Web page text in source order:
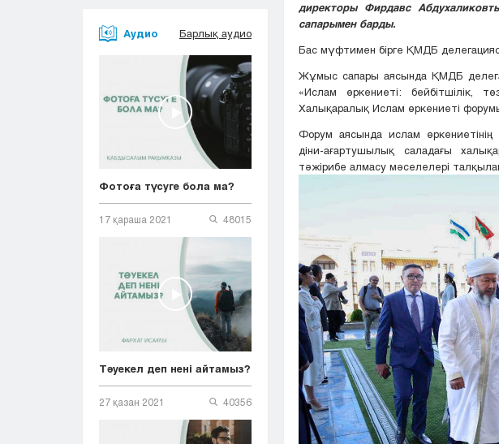
Аудио Барлық аудио
Фотоға түсуге бола ма?
17 қараша 2021 48015
Тәуекел деп нені айтамыз?
27 қазан 2021 40356
директоры Фирдавс
сапарымен барды.
Бас мүфтимен бірге ҚМДБ
Жұмыс сапары аясында ҚМДБ
«Ислам өркениеті: бейбітшілік,
Халықаралық Ислам өркениеті
Форум аясында ислам өркениетінің
діни-ағартушылық саладағы
тәжірибе алмасу мәселелері